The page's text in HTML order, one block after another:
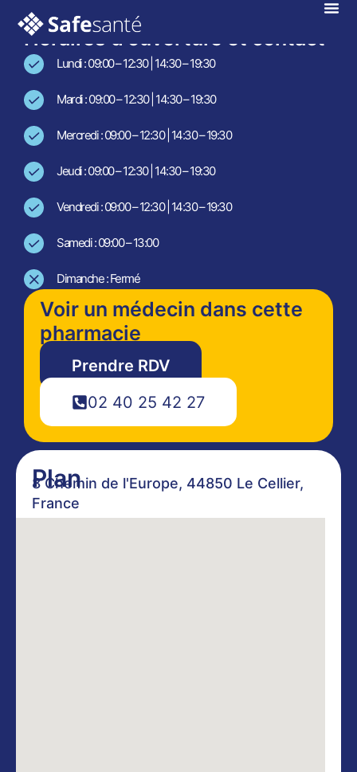
Plan
8 Chemin de l'Europe, 44850 Le Cellier,
France
Horaires d'ouverture et contact
Lundi : 09:00 – 12:30 | 14:30 – 19:30
Mardi : 09:00 – 12:30 | 14:30 – 19:30
Mercredi : 09:00 – 12:30 | 14:30 – 19:30
Jeudi : 09:00 – 12:30 | 14:30 – 19:30
Vendredi : 09:00 – 12:30 | 14:30 – 19:30
Samedi : 09:00 – 13:00
Dimanche : Fermé
Voir un médecin dans cette
pharmacie
Prendre RDV
02 40 25 42 27